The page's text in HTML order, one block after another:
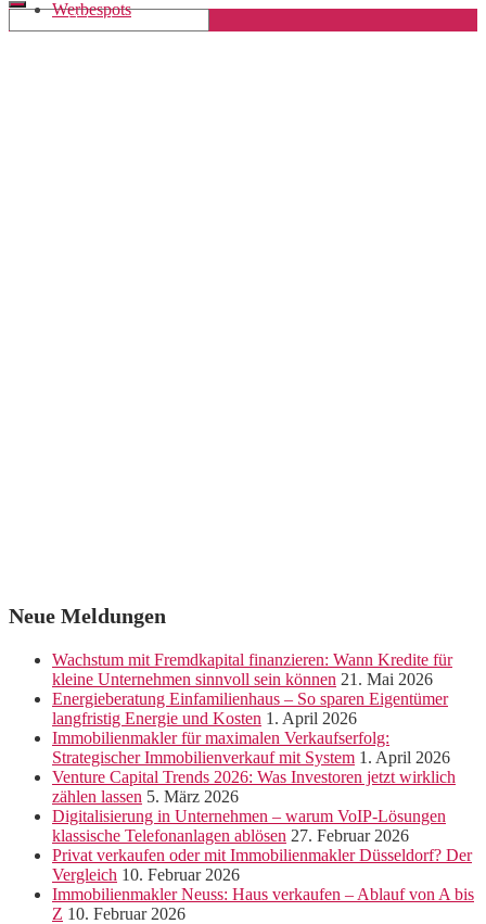
Werbespots
Neue Meldungen
Wachstum mit Fremdkapital finanzieren: Wann Kredite für
kleine Unternehmen sinnvoll sein können 21. Mai 2026
Energieberatung Einfamilienhaus – So sparen Eigentümer
langfristig Energie und Kosten 1. April 2026
Immobilienmakler für maximalen Verkaufserfolg:
Strategischer Immobilienverkauf mit System 1. April 2026
Venture Capital Trends 2026: Was Investoren jetzt wirklich
zählen lassen 5. März 2026
Digitalisierung in Unternehmen – warum VoIP-Lösungen
klassische Telefonanlagen ablösen 27. Februar 2026
Privat verkaufen oder mit Immobilienmakler Düsseldorf? Der
Vergleich 10. Februar 2026
Immobilienmakler Neuss: Haus verkaufen – Ablauf von A bis
Z 10. Februar 2026